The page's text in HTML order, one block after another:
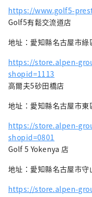
https://www.golf5-
Golf5有鬆交流道店
地址：愛知縣名古屋市
https://store.alpen-
shopid=1113
高爾夫5砂田橋店
地址：愛知縣名古屋市
https://store.alpen-
shopid=0801
Golf 5 Yokenya 店
地址：愛知縣名古屋市
https://store.alpen-